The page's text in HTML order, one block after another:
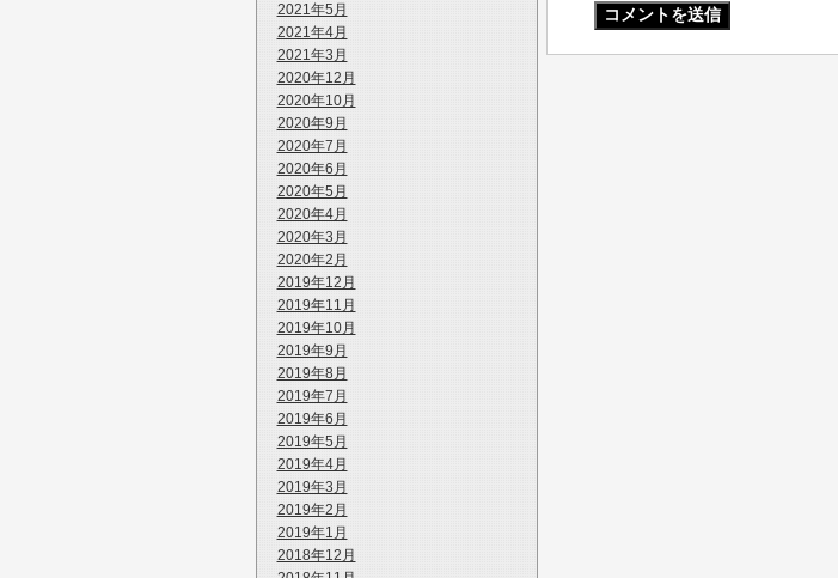
2021年5月
2021年4月
2021年3月
2020年12月
2020年10月
2020年9月
2020年7月
2020年6月
2020年5月
2020年4月
2020年3月
2020年2月
2019年12月
2019年11月
2019年10月
2019年9月
2019年8月
2019年7月
2019年6月
2019年5月
2019年4月
2019年3月
2019年2月
2019年1月
2018年12月